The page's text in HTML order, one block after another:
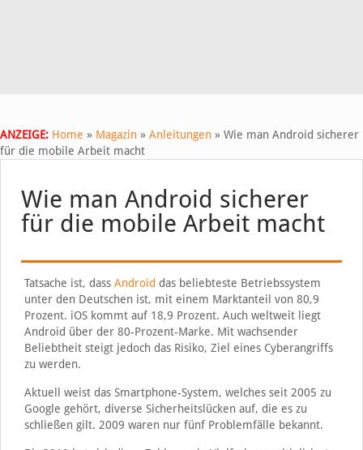
ANZEIGE: Home » Magazin » Anleitungen » Wie man Android sicherer
für die mobile Arbeit macht
Wie man Android sicherer
für die mobile Arbeit macht
Tatsache ist, dass Android das beliebteste Betriebssystem
unter den Deutschen ist, mit einem Marktanteil von 80,9
Prozent. iOS kommt auf 18,9 Prozent. Auch weltweit liegt
Android über der 80-Prozent-Marke. Mit wachsender
Beliebtheit steigt jedoch das Risiko, Ziel eines Cyberangriffs
zu werden.
Aktuell weist das Smartphone-System, welches seit 2005 zu
Google gehört, diverse Sicherheitslücken auf, die es zu
schließen gilt. 2009 waren nur fünf Problemfälle bekannt.